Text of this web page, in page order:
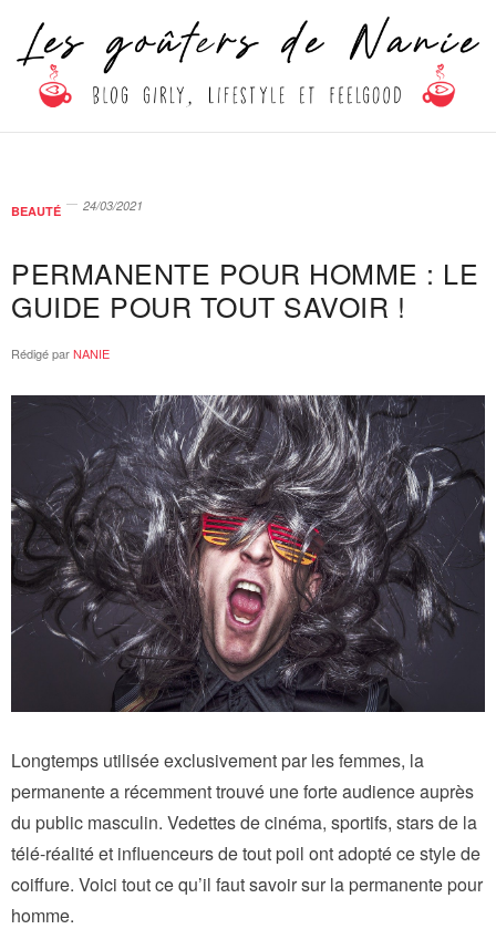
BEAUTÉ 24/03/2021
PERMANENTE POUR HOMME : LE
GUIDE POUR TOUT SAVOIR !
Rédigé parNANIE
Longtemps utilisée exclusivement par les femmes, la
permanente a récemment trouvé une forte audience auprès
du public masculin. Vedettes de cinéma, sportifs, stars de la
télé-réalité et influenceurs de tout poil ont adopté ce style de
coiffure. Voici tout ce qu’il faut savoir sur la permanente pour
homme.